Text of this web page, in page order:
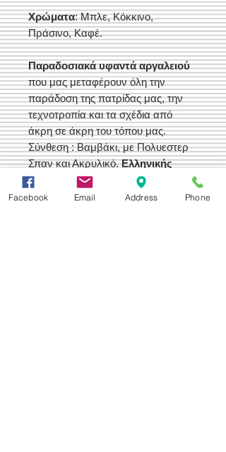
Χρώματα: Μπλε, Κόκκινο,
Πράσινο, Καφέ.
Παραδοσιακά υφαντά αργαλειού
που μας μεταφέρουν όλη την
παράδοση της πατρίδας μας, την
τεχνοτροπία και τα σχέδια από
άκρη σε άκρη του τόπου μας.
Σύνθεση : Βαμβάκι, με Πολυεστερ
Σπαν και Ακρυλικό.Ελληνικής
Παραγωγής
Facebook Email Address Phone